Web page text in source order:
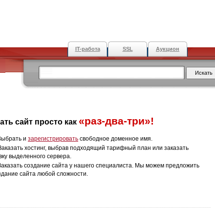
IT-работа SSL Аукцион
сайт просто как «раз-два-три»!
и зарегистрировать свободное доменное имя.
хостинг, выбрав подходящий тарифный план или заказать
выделенного сервера.
создание сайта у нашего специалиста. Мы можем предложить
сайта любой сложности.